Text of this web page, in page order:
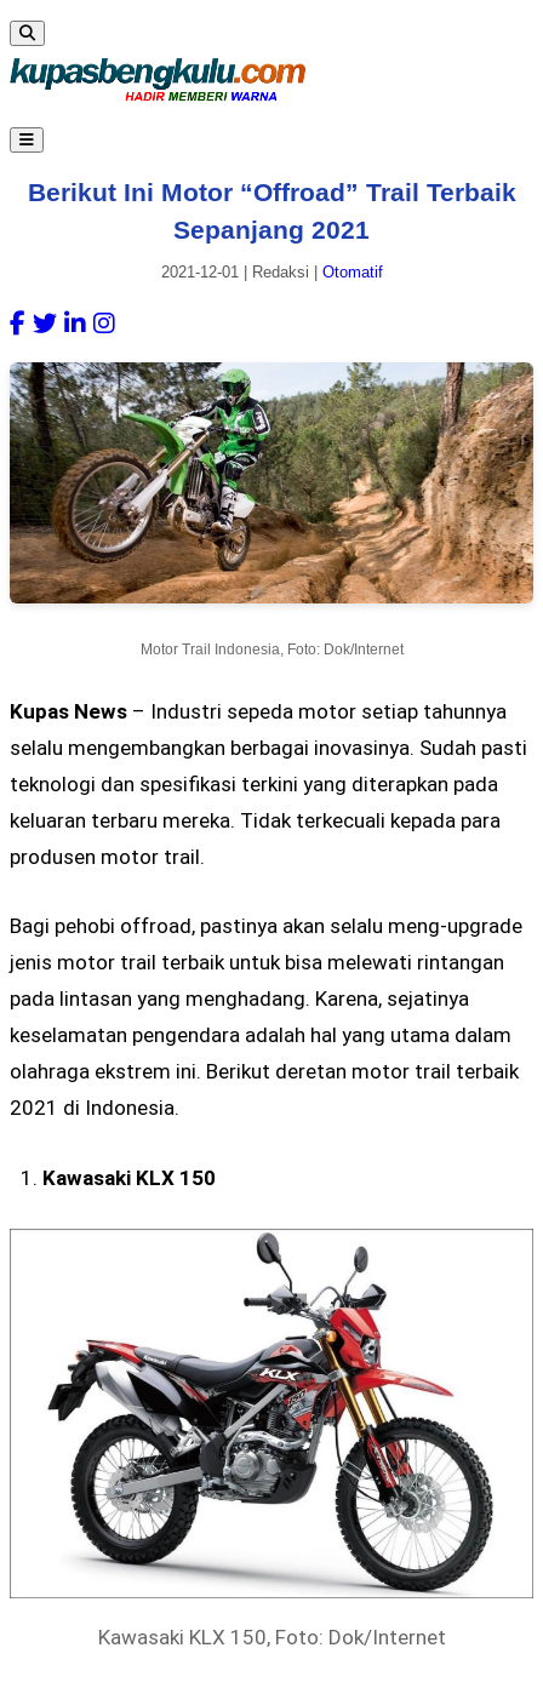
Berikut Ini Motor “Offroad” Trail Terbaik
Sepanjang 2021
2021-12-01| Redaksi Otomatif
Motor Trail Indonesia, Foto: Dok/Internet
Kupas News – Industri sepeda motor setiap tahunnya
selalu mengembangkan berbagai inovasinya. Sudah pasti
teknologi dan spesifikasi terkini yang diterapkan pada
keluaran terbaru mereka. Tidak terkecuali kepada para
produsen motor trail.
Bagi pehobi offroad, pastinya akan selalu meng-upgrade
jenis motor trail terbaik untuk bisa melewati rintangan
pada lintasan yang menghadang. Karena, sejatinya
keselamatan pengendara adalah hal yang utama dalam
olahraga ekstrem ini. Berikut deretan motor trail terbaik
2021 di Indonesia.
Kawasaki KLX 150
Kawasaki KLX 150, Foto: Dok/Internet